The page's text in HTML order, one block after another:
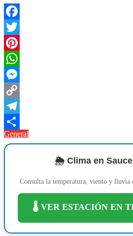
Facebook
Twitter
Pinterest
WhatsApp
Messenger
Copy
Link
Telegram
Compartir
General
🌦️ Clima en
Consulta la temperatura, viento y lluvia
🌡️ VER ESTACIÓN EN